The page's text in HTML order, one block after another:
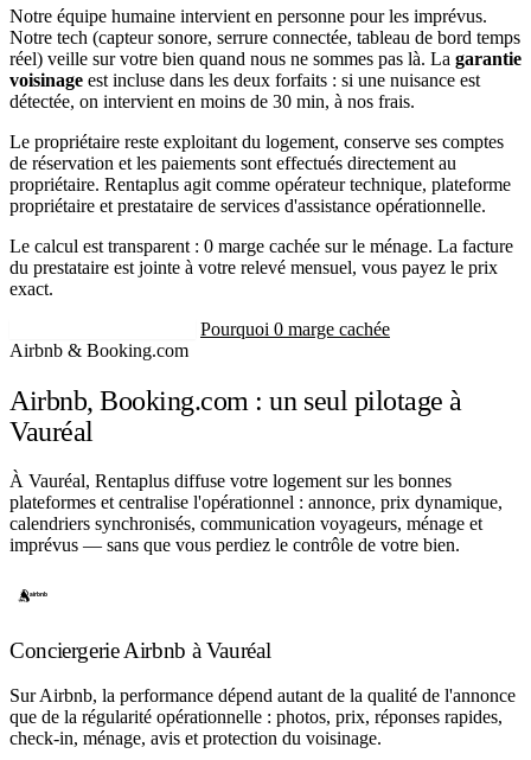
Notre équipe humaine intervient en personne pour les imprévus.
Notre tech (capteur sonore, serrure connectée, tableau de bord temps
réel) veille sur votre bien quand nous ne sommes pas là. La garantie
voisinage est incluse dans les deux forfaits : si une nuisance est
détectée, on intervient en moins de 30 min, à nos frais.
Le propriétaire reste exploitant du logement, conserve ses comptes
de réservation et les paiements sont effectués directement au
propriétaire. Rentaplus agit comme opérateur technique, plateforme
propriétaire et prestataire de services d'assistance opérationnelle.
Le calcul est transparent : 0 marge cachée sur le ménage. La facture
du prestataire est jointe à votre relevé mensuel, vous payez le prix
exact.
Pourquoi 0 marge cachée
Airbnb & Booking.com
Airbnb, Booking.com : un seul pilotage à
Vauréal
À Vauréal, Rentaplus diffuse votre logement sur les bonnes
plateformes et centralise l'opérationnel : annonce, prix dynamique,
calendriers synchronisés, communication voyageurs, ménage et
imprévus — sans que vous perdiez le contrôle de votre bien.
Conciergerie Airbnb à Vauréal
Sur Airbnb, la performance dépend autant de la qualité de l'annonce
que de la régularité opérationnelle : photos, prix, réponses rapides,
check-in, ménage, avis et protection du voisinage.